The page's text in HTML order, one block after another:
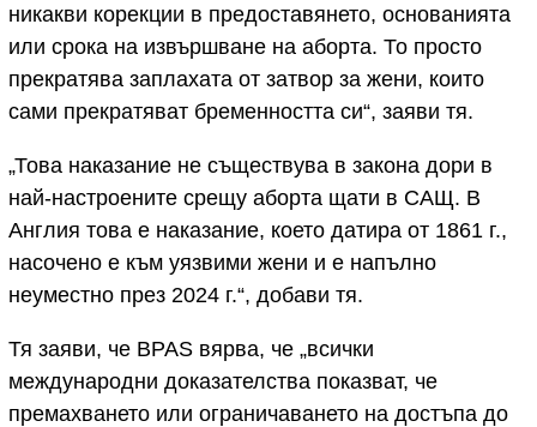
никакви корекции в предоставянето, основанията
или срока на извършване на аборта. То просто
прекратява заплахата от затвор за жени, които
сами прекратяват бременността си“, заяви тя.
„Това наказание не съществува в закона дори в
най-настроените срещу аборта щати в САЩ. В
Англия това е наказание, което датира от 1861 г.,
насочено е към уязвими жени и е напълно
неуместно през 2024 г.“, добави тя.
Тя заяви, че BPAS вярва, че „всички
международни доказателства показват, че
премахването или ограничаването на достъпа до